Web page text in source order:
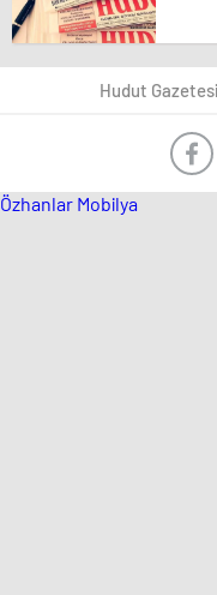
Hudut
Özhanlar Mobilya